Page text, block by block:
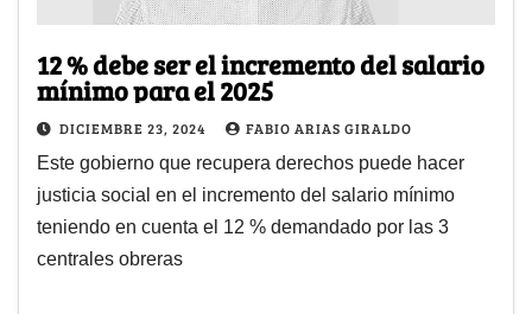
12 % debe ser el incremento del salario
mínimo para el 2025
DICIEMBRE 23, 2024 FABIO ARIAS GIRALDO
Este gobierno que recupera derechos puede hacer
justicia social en el incremento del salario mínimo
teniendo en cuenta el 12 % demandado por las 3
centrales obreras